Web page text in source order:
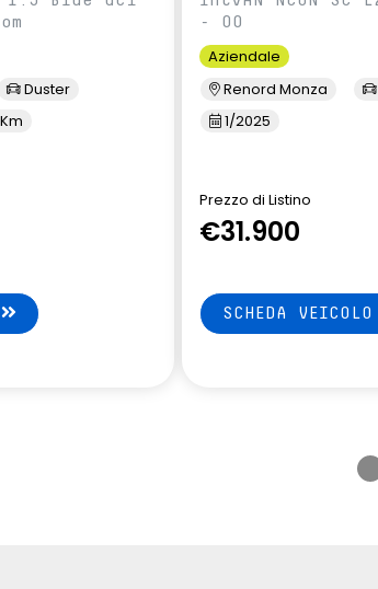
Duster
- 00
Aziendale
Renord Monza
1/2025
Prezzo di Listino
€31.900
SCHEDA VEICOLO